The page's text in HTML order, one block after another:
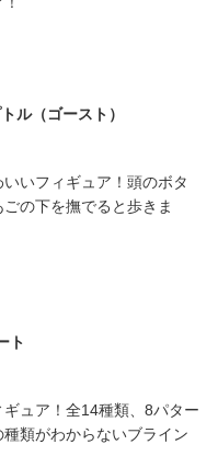
ル（ゴースト）
いフィギュア！頭のボタ
の下を撫でると歩きま
ト
ュア！全14種類、8パター
類がわからないブライン